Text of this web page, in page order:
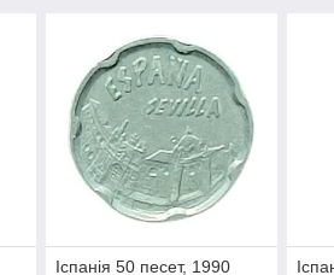
Іспанія 50 песет, 1990